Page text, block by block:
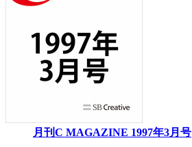
月刊C MAGAZINE 1997年3月号